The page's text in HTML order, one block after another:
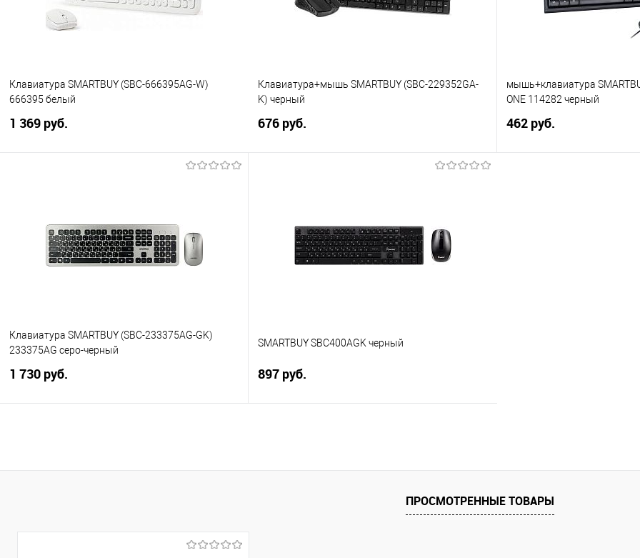
Клавиатура SMARTBUY (SBC-666395AG-W)
666395 белый
1 369 руб.
В избранное
Клавиатура+мышь SMARTBUY (SBC-229352GA-
K) черный
676 руб.
В избранное
мышь+клавиатура
ONE 114282 черный
462 руб.
Клавиатура SMARTBUY (SBC-233375AG-GK)
233375AG серо-черный
1 730 руб.
Купить в 1 клик
Сравнение
SMARTBUY SBC400AGK черный
897 руб.
Купить в 1 клик
Сравнение
ПРОСМОТРЕННЫЕ ТОВАРЫ